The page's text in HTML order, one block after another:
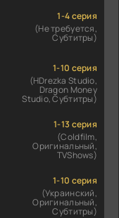
1-4 серия
(Не требуется,
Субтитры)
1-10 серия
(HDrezka Studio,
Dragon Money
Studio, Субтитры)
1-13 серия
(Coldfilm,
Оригинальный,
TVShows)
1-10 серия
(Украинский,
Оригинальный,
Субтитры)